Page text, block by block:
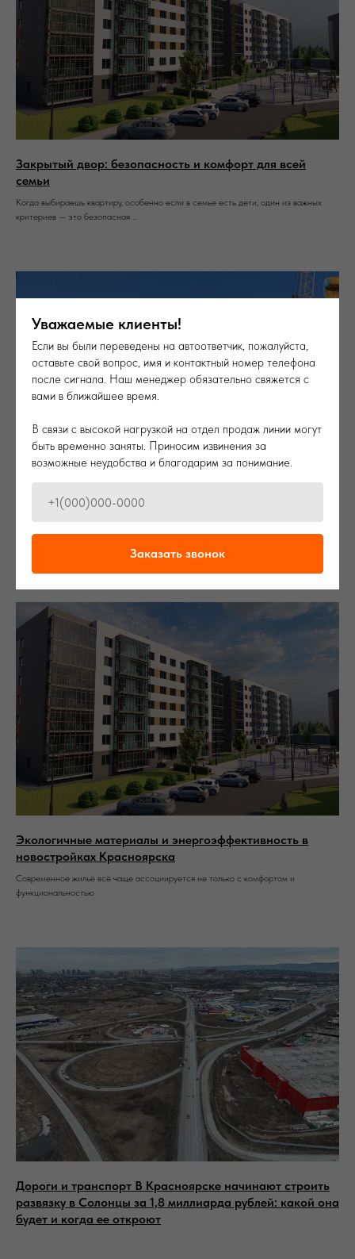
Уважаемые клиенты!
Если вы были переведены на автоответчик, пожалуйста,
оставьте свой вопрос, имя и контактный номер телефона
после сигнала. Наш менеджер обязательно свяжется с
вами в ближайшее время.
В связи с высокой нагрузкой на отдел продаж линии могут
быть временно заняты. Приносим извинения за
возможные неудобства и благодарим за понимание.
Заказать звонок
Закрытый двор: безопасность и комфорт для всей
семьи
Когда выбираешь квартиру, особенно если в семье есть дети, один из важных
критериев — это безопасная ...
Почему стоит покупать квартиру напрямую от
застройщика?
Покупка квартиры — важный шаг, требующий взвешенного подхода.
Экологичные материалы и энергоэффективность в
новостройках Красноярска
Современное жильё всё чаще ассоциируется не только с комфортом и
функциональностью
Дороги и транспорт В Красноярске начинают строить
развязку в Солонцы за 1,8 миллиарда рублей: какой она
будет и когда ее откроют